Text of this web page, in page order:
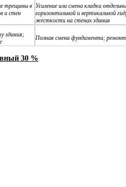
трещины в
и стен
Усиление или смена кладки
горизонтальной и вертикальной
жесткости на стенах здания
здания;
Полная смена фундамента; ремонт
30 %